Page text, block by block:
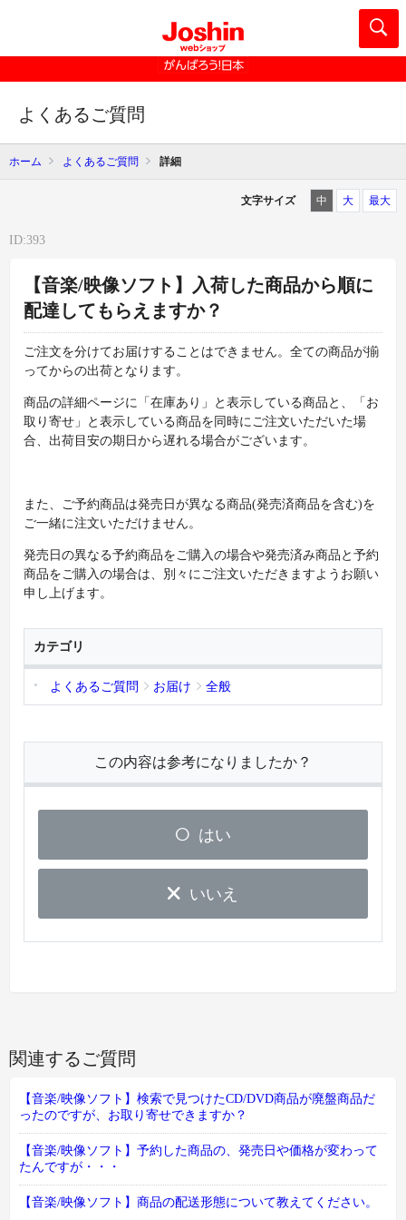
よくあるご質問
ホーム よくあるご質問 詳細
文字サイズ 中 大 最大
ID:393
【音楽/映像ソフト】入荷した商品から順に
配達してもらえますか？
ご注文を分けてお届けすることはできません。全ての商品が揃
ってからの出荷となります。
商品の詳細ページに「在庫あり」と表示している商品と、「お
取り寄せ」と表示している商品を同時にご注文いただいた場
合、出荷目安の期日から遅れる場合がございます。
また、ご予約商品は発売日が異なる商品(発売済商品を含む)を
ご一緒に注文いただけません。
発売日の異なる予約商品をご購入の場合や発売済み商品と予約
商品をご購入の場合は、別々にご注文いただきますようお願い
申し上げます。
カテゴリ
よくあるご質問 お届け 全般
この内容は参考になりましたか？
はい
いいえ
関連するご質問
【音楽/映像ソフト】検索で見つけたCD/DVD商品が廃盤商品だ
ったのですが、お取り寄せできますか？
【音楽/映像ソフト】予約した商品の、発売日や価格が変わって
たんですが・・・
【音楽/映像ソフト】商品の配送形態について教えてください。